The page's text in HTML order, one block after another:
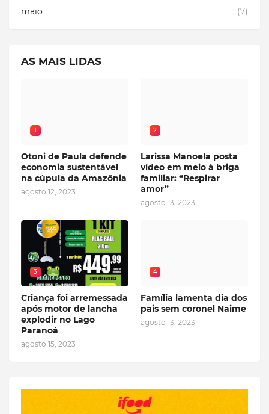
maio
(7)
AS MAIS LIDAS
1
Otoni de Paula defende
economia sustentável
na cúpula da Amazônia
agosto 12, 2023
2
Larissa Manoela posta
vídeo em meio à briga
familiar: “Respirar
amor”
agosto 13, 2023
3
Criança foi arremessada
após motor de lancha
explodir no Lago
Paranoá
agosto 15, 2023
4
Família lamenta dia dos
pais sem coronel Naime
agosto 13, 2023